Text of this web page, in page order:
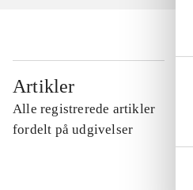
Artikler
Alle registrerede artikler
fordelt på udgivelser